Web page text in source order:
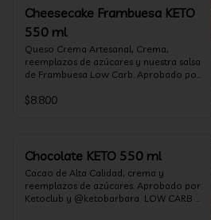
Cheesecake Frambuesa KETO
550 ml
Queso Crema Artesanal, Crema,
reemplazos de azúcares y nuestra salsa
de Frambuesa Low Carb. Aprobado por
KETO. (550 ml)
$8.800
Chocolate KETO 550 ml
Cacao de Alta Calidad, crema y
reemplazos de azúcares. Aprobado por
Ketoclub y @ketobarbara  LOW CARB